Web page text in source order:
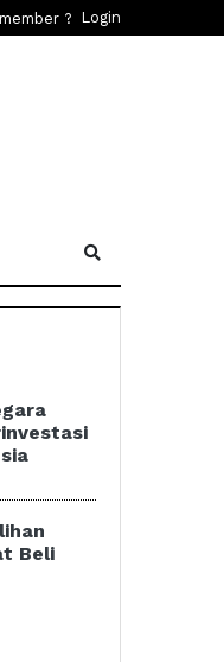
? Login
Beli